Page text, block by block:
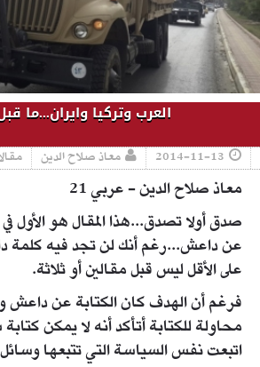
العرب وتركيا وايران...ما
2014-11-13 معاذ صلاح الدين
معاذ صلاح الدين - عربي 21
صدق أولا تصدق...هذا المقال هو الأول
عن داعش...رغم أنك لن تجد فيه كلمة
على الأقل ليس قبل مقالين أو ثلاثة.
فرغم أن الهدف كان الكتابة عن
محاولة للكتابة أتأكد أنه لا يمكن
اتبعت نفس السياسة التي تتبعها وسائل